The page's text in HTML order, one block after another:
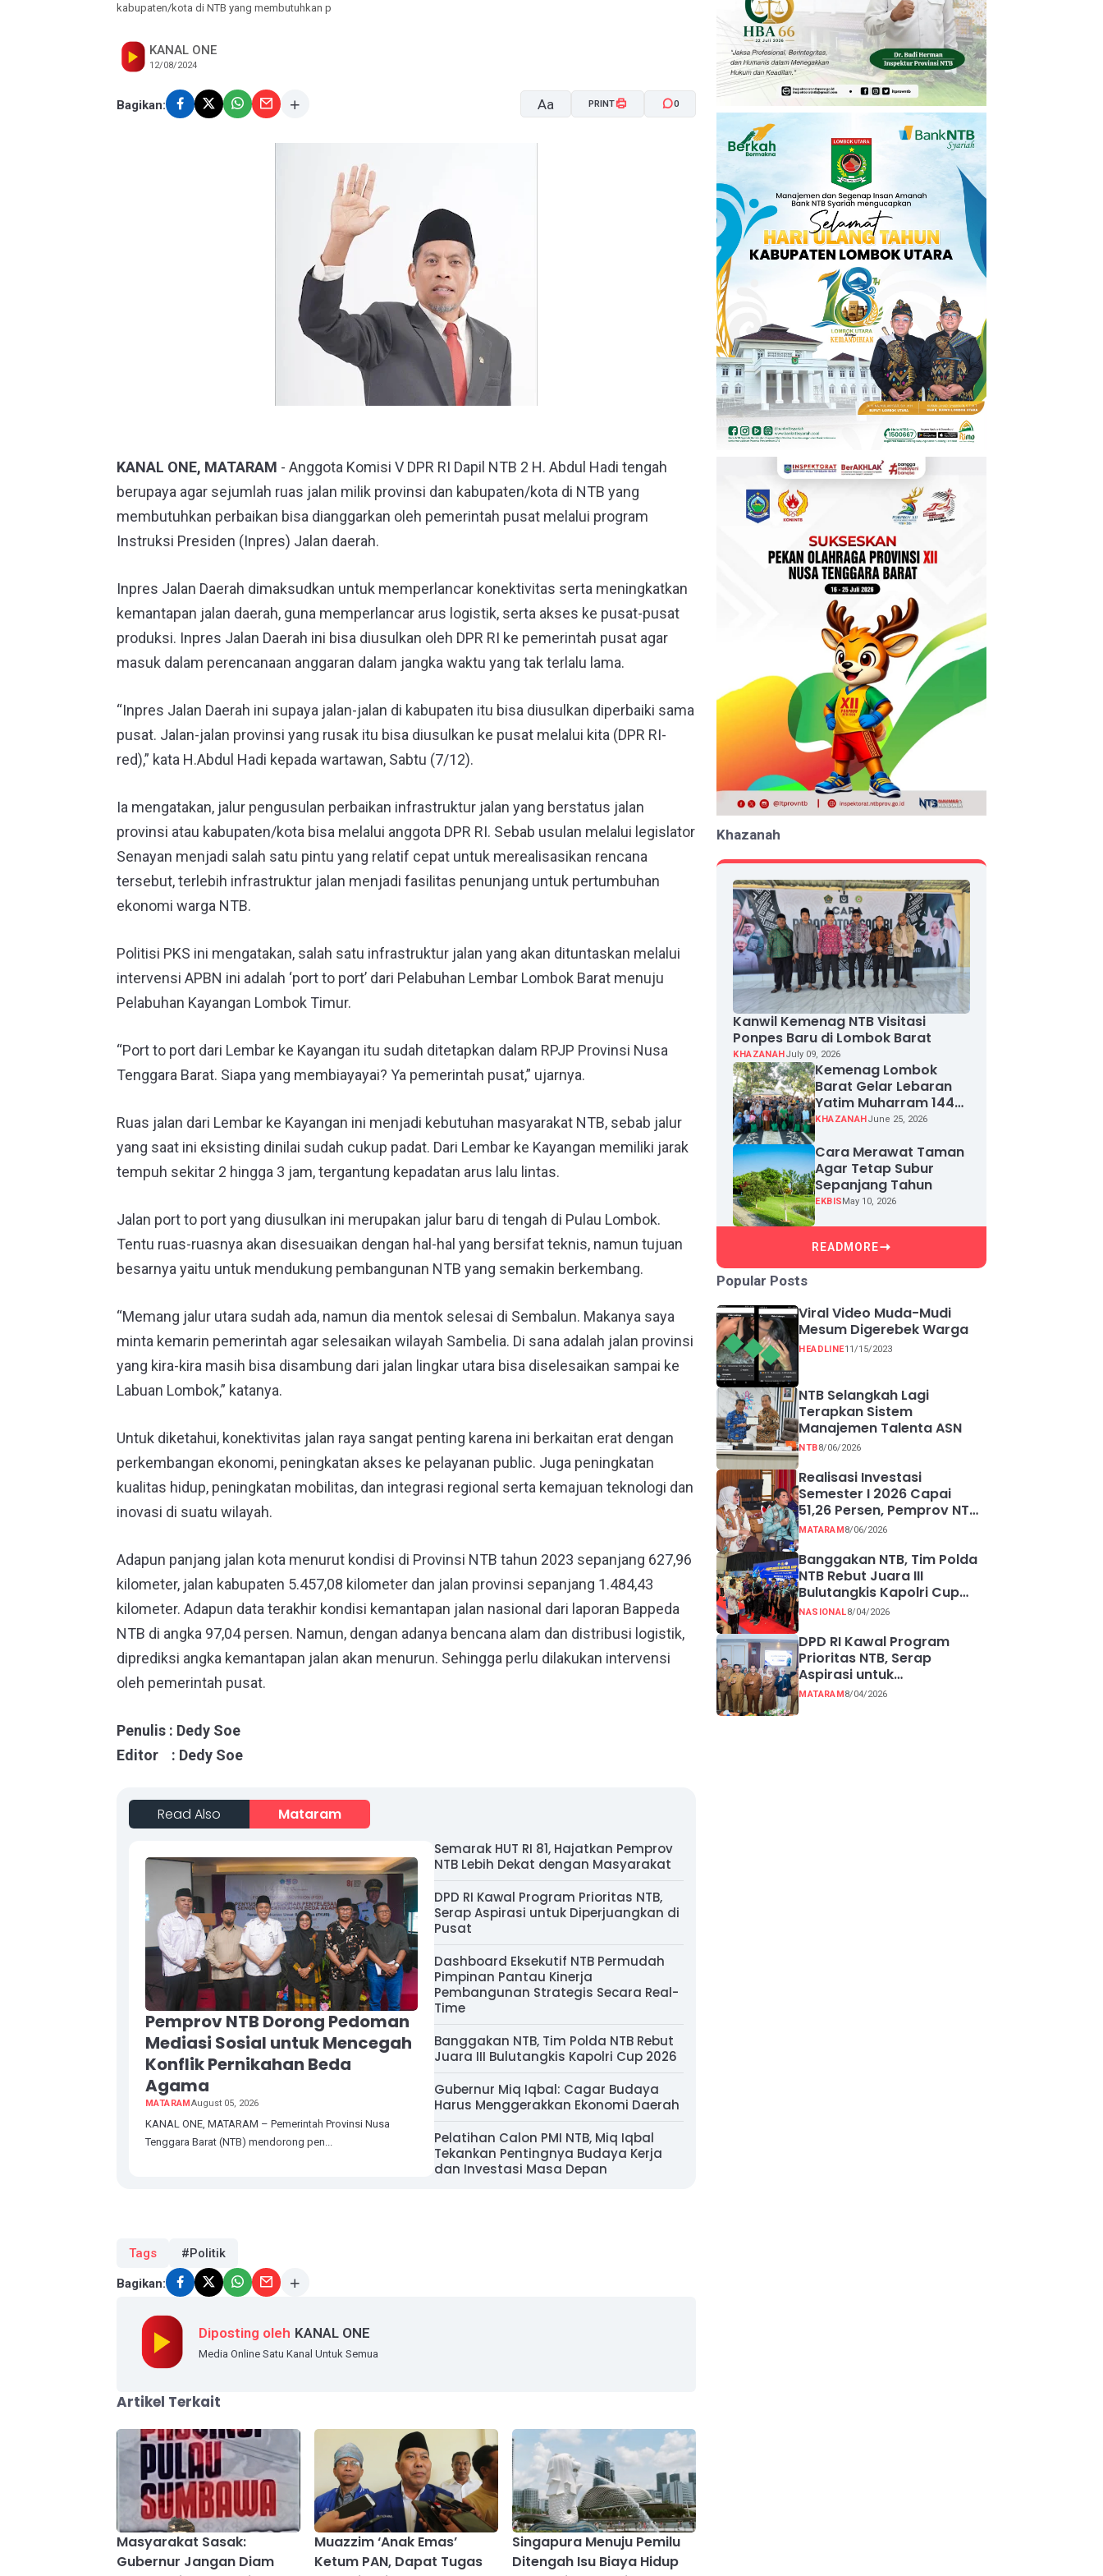
kabupaten/kota di NTB yang membutuhkan p
KANAL ONE
12/08/2024
Bagikan: Aa PRINT 0
KANAL ONE, MATARAM - Anggota Komisi V DPR RI Dapil NTB 2 H. Abdul Hadi tengah
berupaya agar sejumlah ruas jalan milik provinsi dan kabupaten/kota di NTB yang
membutuhkan perbaikan bisa dianggarkan oleh pemerintah pusat melalui program
Instruksi Presiden (Inpres) Jalan daerah.
Inpres Jalan Daerah dimaksudkan untuk memperlancar konektivitas serta meningkatkan
kemantapan jalan daerah, guna memperlancar arus logistik, serta akses ke pusat-pusat
produksi. Inpres Jalan Daerah ini bisa diusulkan oleh DPR RI ke pemerintah pusat agar
masuk dalam perencanaan anggaran dalam jangka waktu yang tak terlalu lama.
“Inpres Jalan Daerah ini supaya jalan-jalan di kabupaten itu bisa diusulkan diperbaiki sama
pusat. Jalan-jalan provinsi yang rusak itu bisa diusulkan ke pusat melalui kita (DPR RI-
red),” kata H.Abdul Hadi kepada wartawan, Sabtu (7/12).
Ia mengatakan, jalur pengusulan perbaikan infrastruktur jalan yang berstatus jalan
provinsi atau kabupaten/kota bisa melalui anggota DPR RI. Sebab usulan melalui legislator
Senayan menjadi salah satu pintu yang relatif cepat untuk merealisasikan rencana
tersebut, terlebih infrastruktur jalan menjadi fasilitas penunjang untuk pertumbuhan
ekonomi warga NTB.
Politisi PKS ini mengatakan, salah satu infrastruktur jalan yang akan dituntaskan melalui
intervensi APBN ini adalah ‘port to port’ dari Pelabuhan Lembar Lombok Barat menuju
Pelabuhan Kayangan Lombok Timur.
“Port to port dari Lembar ke Kayangan itu sudah ditetapkan dalam RPJP Provinsi Nusa
Tenggara Barat. Siapa yang membiayayai? Ya pemerintah pusat,” ujarnya.
Ruas jalan dari Lembar ke Kayangan ini menjadi kebutuhan masyarakat NTB, sebab jalur
yang saat ini eksisting dinilai sudah cukup padat. Dari Lembar ke Kayangan memiliki jarak
tempuh sekitar 2 hingga 3 jam, tergantung kepadatan arus lalu lintas.
Jalan port to port yang diusulkan ini merupakan jalur baru di tengah di Pulau Lombok.
Tentu ruas-ruasnya akan disesuaikan dengan hal-hal yang bersifat teknis, namun tujuan
besarnya yaitu untuk mendukung pembangunan NTB yang semakin berkembang.
“Memang jalur utara sudah ada, namun dia mentok selesai di Sembalun. Makanya saya
minta kemarin pemerintah agar selesaikan wilayah Sambelia. Di sana adalah jalan provinsi
yang kira-kira masih bisa disambung dari jalan lingkar utara bisa diselesaikan sampai ke
Labuan Lombok,” katanya.
Untuk diketahui, konektivitas jalan raya sangat penting karena ini berkaitan erat dengan
perkembangan ekonomi, peningkatan akses ke pelayanan public. Juga peningkatan
kualitas hidup, peningkatan mobilitas, dan integrasi regional serta kemajuan teknologi dan
inovasi di suatu wilayah.
Adapun panjang jalan kota menurut kondisi di Provinsi NTB tahun 2023 sepanjang 627,96
kilometer, jalan kabupaten 5.457,08 kilometer dan jalan provinsi sepanjang 1.484,43
kilometer. Adapun data terakhir kondisi kemantapan jalan nasional dari laporan Bappeda
NTB di angka 97,04 persen. Namun, dengan adanya bencana alam dan distribusi logistik,
diprediksi angka kemantapan jalan akan menurun. Sehingga perlu dilakukan intervensi
oleh pemerintah pusat.
Penulis : Dedy Soe
Editor : Dedy Soe
Read Also Mataram
Pemprov NTB Dorong Pedoman
Mediasi Sosial untuk Mencegah
Konflik Pernikahan Beda
Agama
MATARAMAugust 05, 2026
KANAL ONE, MATARAM – Pemerintah Provinsi Nusa
Tenggara Barat (NTB) mendorong pen...
Semarak HUT RI 81, Hajatkan Pemprov
NTB Lebih Dekat dengan Masyarakat
DPD RI Kawal Program Prioritas NTB,
Serap Aspirasi untuk Diperjuangkan di
Pusat
Dashboard Eksekutif NTB Permudah
Pimpinan Pantau Kinerja
Pembangunan Strategis Secara Real-
Time
Banggakan NTB, Tim Polda NTB Rebut
Juara III Bulutangkis Kapolri Cup 2026
Gubernur Miq Iqbal: Cagar Budaya
Harus Menggerakkan Ekonomi Daerah
Pelatihan Calon PMI NTB, Miq Iqbal
Tekankan Pentingnya Budaya Kerja
dan Investasi Masa Depan
Tags #Politik
Bagikan:
Diposting oleh KANAL ONE
Media Online Satu Kanal Untuk Semua
Artikel Terkait
Masyarakat Sasak:
Gubernur Jangan Diam
Muazzim ‘Anak Emas’
Ketum PAN, Dapat Tugas
Singapura Menuju Pemilu
Ditengah Isu Biaya Hidup
Khazanah
Kanwil Kemenag NTB Visitasi
Ponpes Baru di Lombok Barat
KHAZANAHJuly 09, 2026
Kemenag Lombok
Barat Gelar Lebaran
Yatim Muharram 1448
H, Puluhan Anak Yatim
KHAZANAHJune 25, 2026
Cara Merawat Taman
Agar Tetap Subur
Sepanjang Tahun
EKBISMay 10, 2026
READMORE
Popular Posts
Viral Video Muda-Mudi
Mesum Digerebek Warga
HEADLINE11/15/2023
NTB Selangkah Lagi
Terapkan Sistem
Manajemen Talenta ASN
NTB8/06/2026
Realisasi Investasi
Semester I 2026 Capai
51,26 Persen, Pemprov NTB
Perkuat Pertumbuhan
UMKM
MATARAM8/06/2026
Banggakan NTB, Tim Polda
NTB Rebut Juara III
Bulutangkis Kapolri Cup
2026
NASIONAL8/04/2026
DPD RI Kawal Program
Prioritas NTB, Serap
Aspirasi untuk
Diperjuangkan di Pusat
MATARAM8/04/2026